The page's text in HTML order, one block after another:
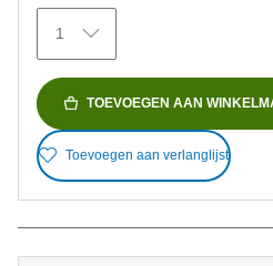
41
beoordelingen
1
TOEVOEGEN AAN
Toevoegen aan verlanglijst